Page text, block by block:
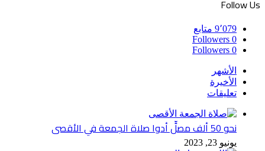
Follow Us
9٬079 متابع
0
Followers
0
Followers
الأشهر
الأخيرة
تعليقات
نحو 50 ألف مصلٍّ أدوا صلاة الجمعة في الأقصى
يونيو 23, 2023